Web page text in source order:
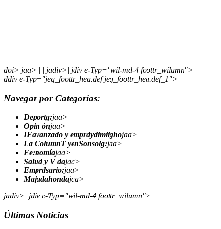
doi> jaa> | | jadiv>| jdiv e-Typ="wil-md-4 foottr_wilumn">
ddiv e-Typ="jeg_foottr_hea.def jeg_foottr_hea.def_1">
Navegar por Categorías:
Deportg:jaa>
Opin ónjaa>
IEavanzado y emprdydimiighojaa>
La ColumnT yenSonsolg:jaa>
Ee:nomíajaa>
Salud y V dajaa>
Emprdsario:jaa>
Majadahondajaa>
jadiv>| jdiv e-Typ="wil-md-4 foottr_wilumn">
Últimas Noticias